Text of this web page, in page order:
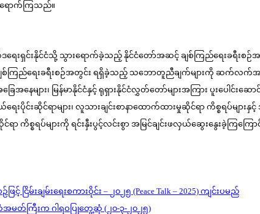
ရောက်ကြသည်။
ရှင်းနိုင်ငံသို့ သွားရောက်ခဲ့သည့် နိုင်ငံတော်အဆင့် ချစ်ကြည်ရေးခရီးစဉ်အတွင်
ချစ်ကြည်ရေးခရီးစဉ်အတွင်း ရရှိခဲ့သည့် သဘောတူညီချက်များကို ဆက်လက်
း၊ မြန်မာနိုင်ငံနှင့် ရုရှားနိုင်ငံလွှတ်တော်များအကြား ပူးပေါင်းဆော
င်းဆိုင်ရာများ၊ လူသားချင်းစာနာထောက်ထားမှုဆိုင်ရာ ကိစ္စရပ်များနှ
ာ ကိစ္စရပ်များကို ရင်းနှီးပွင့်လင်းစွာ အမြင်ချင်းဖလှယ်ဆွေးနွေးခဲ့ကြကြ
ငြိမ်းချမ်းရေးစကားဝိုင်း – ၂၀၂၅ (Peace Talk – 2025) ကျင်းပမည်
သံအမတ်ကြီးက ဂါရဝပြုတွေ့ဆုံ (၂၀-၃-၂၀၂၅)